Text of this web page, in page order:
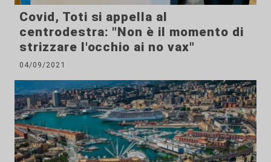
Covid, Toti si appella al
centrodestra: "Non è il momento di
strizzare l'occhio ai no vax"
04/09/2021